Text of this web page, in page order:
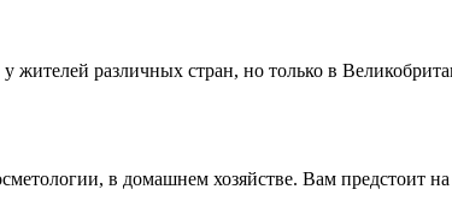
различных стран, но только в
в домашнем хозяйстве. Вам предстоит